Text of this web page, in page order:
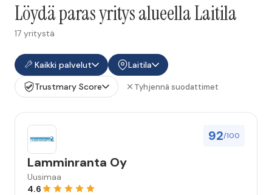
Löydä paras yritys alueella Laitila
17 yritystä
Kaikki palvelut
Laitila
Trustmary Score
Tyhjennä suodattimet
92/100
Lamminranta Oy
Uusimaa
4.6